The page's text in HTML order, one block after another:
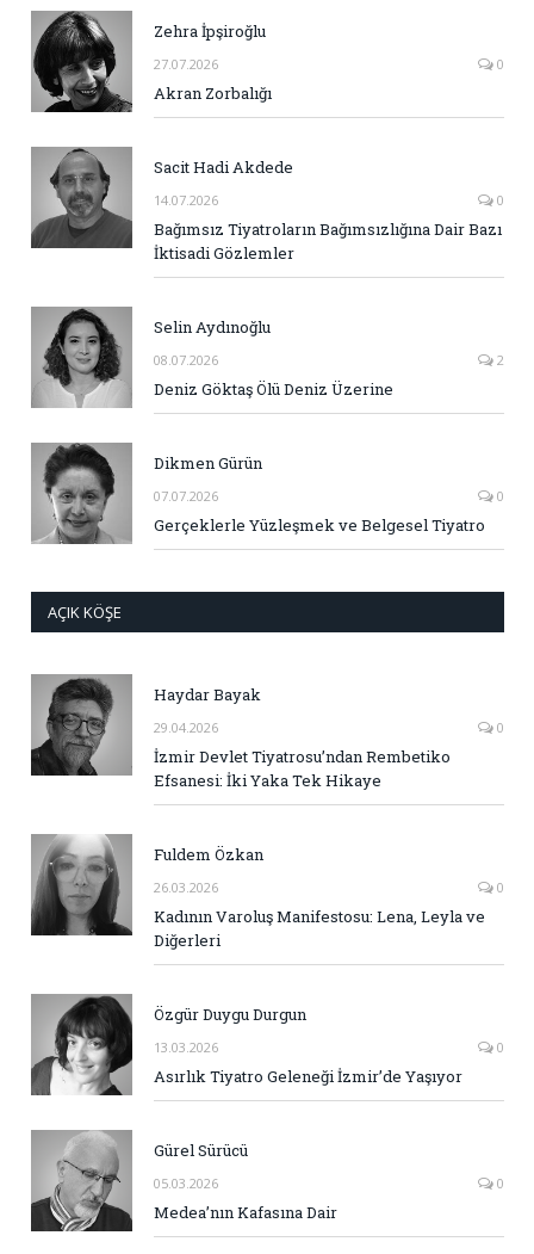
Zehra İpşiroğlu
27.07.2026 0
Akran Zorbalığı
Sacit Hadi Akdede
14.07.2026 0
Bağımsız Tiyatroların Bağımsızlığına Dair Bazı
İktisadi Gözlemler
Selin Aydınoğlu
08.07.2026 2
Deniz Göktaş Ölü Deniz Üzerine
Dikmen Gürün
07.07.2026 0
Gerçeklerle Yüzleşmek ve Belgesel Tiyatro
AÇIK KÖŞE
Haydar Bayak
29.04.2026 0
İzmir Devlet Tiyatrosu’ndan Rembetiko
Efsanesi: İki Yaka Tek Hikaye
Fuldem Özkan
26.03.2026 0
Kadının Varoluş Manifestosu: Lena, Leyla ve
Diğerleri
Özgür Duygu Durgun
13.03.2026 0
Asırlık Tiyatro Geleneği İzmir’de Yaşıyor
Gürel Sürücü
05.03.2026 0
Medea’nın Kafasına Dair